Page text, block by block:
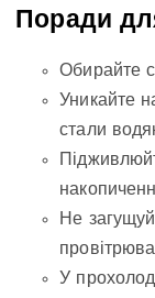
Поради
Обирайте
Уникайте
стали
Не
У